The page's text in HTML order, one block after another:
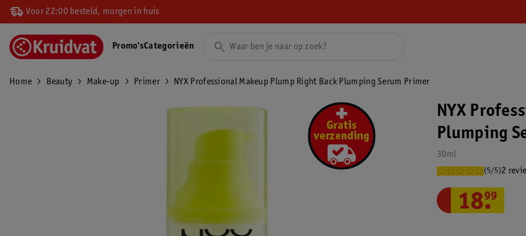
Voor 22:00 besteld, morgen in huis
Promo'sCategorieën
Home Beauty Make-up Primer NYX Professional Makeup Plump Right Back Plumping Serum Primer
NYX
Plumping
30ml
(5/5)2
18.
99